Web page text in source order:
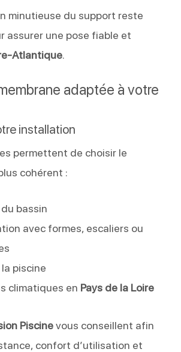
minutieuse du support reste
assurer une pose fiable et
Atlantique.
adaptée à votre
installation
permettent de choisir le
cohérent :
bassin
avec formes, escaliers ou
piscine
climatiques en Pays de la Loire
Piscinevous conseillent afin
confort d’utilisation et